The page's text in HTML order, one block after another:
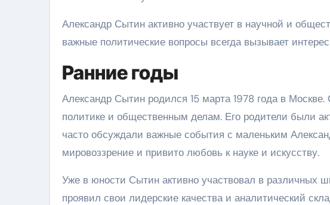
Александр Сытин активно участвует в научной и
важные политические вопросы всегда вызывает
Ранние годы
Александр Сытин родился 15 марта 1978 года в Москве.
политике и общественным делам. Его родители были
часто обсуждали важные события с маленьким
мировоззрение и привито любовь к науке и искусству.
Уже в юности Сытин активно участвовал в различных
проявил свои лидерские качества и аналитический